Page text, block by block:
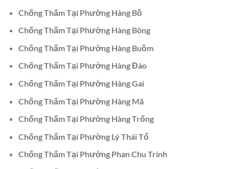
Chống Thấm Tại Phường Hàng Bồ
Chống Thấm Tại Phường Hàng Bông
Chống Thấm Tại Phường Hàng Buồm
Chống Thấm Tại Phường Hàng Đào
Chống Thấm Tại Phường Hàng Gai
Chống Thấm Tại Phường Hàng Mã
Chống Thấm Tại Phường Hàng Trống
Chống Thấm Tại Phường Lý Thái Tổ
Chống Thấm Tại Phường Phan Chu Trinh